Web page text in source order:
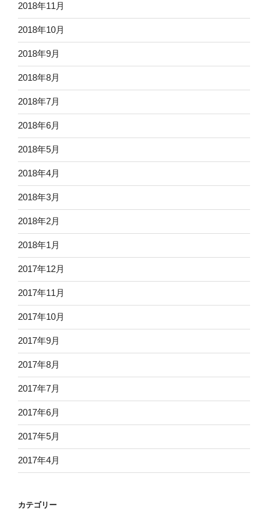
2018年11月
2018年10月
2018年9月
2018年8月
2018年7月
2018年6月
2018年5月
2018年4月
2018年3月
2018年2月
2018年1月
2017年12月
2017年11月
2017年10月
2017年9月
2017年8月
2017年7月
2017年6月
2017年5月
2017年4月
カテゴリー